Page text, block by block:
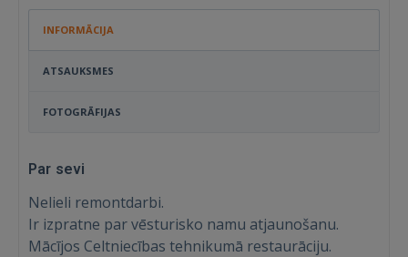
INFORMĀCIJA
ATSAUKSMES
FOTOGRĀFIJAS
Par sevi
Nelieli remontdarbi.
Ir izpratne par vēsturisko namu atjaunošanu.
Mācījos Celtniecības tehnikumā restaurāciju.